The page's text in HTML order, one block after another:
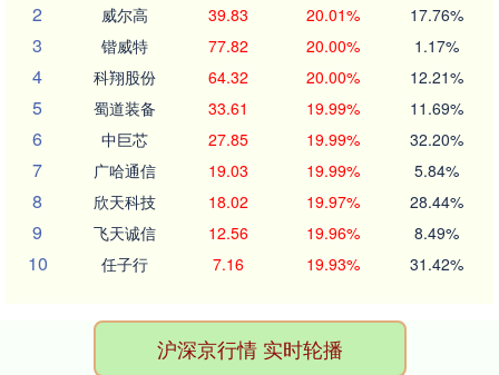
2 威尔高 39.83 20.01% 17.76%
3 锴威特 77.82 20.00% 1.17%
4 科翔股份 64.32 20.00% 12.21%
5 蜀道装备 33.61 19.99% 11.69%
6 中巨芯 27.85 19.99% 32.20%
7 广哈通信 19.03 19.99% 5.84%
8 欣天科技 18.02 19.97% 28.44%
9 飞天诚信 12.56 19.96% 8.49%
10 任子行 7.16 19.93% 31.42%
沪深京行情 实时轮播